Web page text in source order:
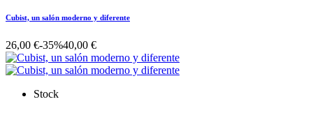
Cubist, un salón moderno y diferente
26,00 €-35%40,00 €
Stock